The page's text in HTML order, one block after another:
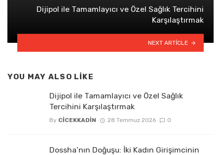
Dijipol ile Tamamlayıcı ve Özel Sağlık Tercihini
Karşılaştırmak
NEXT ARTICLE
YOU MAY ALSO LIKE
Dijipol ile Tamamlayıcı ve Özel Sağlık
Tercihini Karşılaştırmak
By CICEKKADIN 28 Temmuz 2026 0
Dossha’nın Doğuşu: İki Kadın Girişimcinin